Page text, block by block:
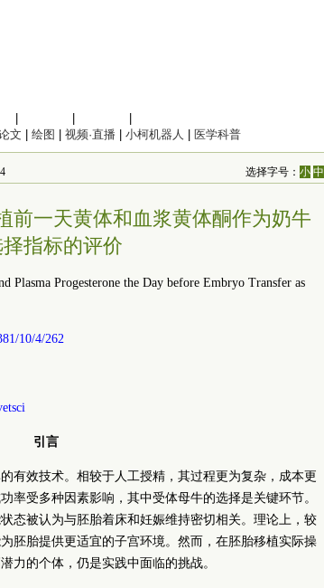
文 绘图 视频·直播 小柯机器人 医学科普
选择字号：小 中
前一天黄体和血浆黄体酮作为奶牛
指标的评价
Plasma Progesterone the Day before Embryo Transfer as
10/4/262
引言
有效技术。相较于人工授精，其过程更为复杂，成本更
率受多种因素影响，其中受体母牛的选择是关键环节。
态被认为与胚胎着床和妊娠维持密切相关。理论上，较
胚胎提供更适宜的子宫环境。然而，在胚胎移植实际操
力的个体，仍是实践中面临的挑战。